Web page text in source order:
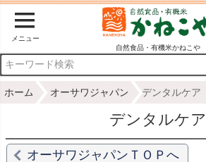
メニュー
自然食品・有機米かねこや
ホーム オーサワジャパン デンタルケア
デンタルケア
オーサワジャパンＴＯＰへ